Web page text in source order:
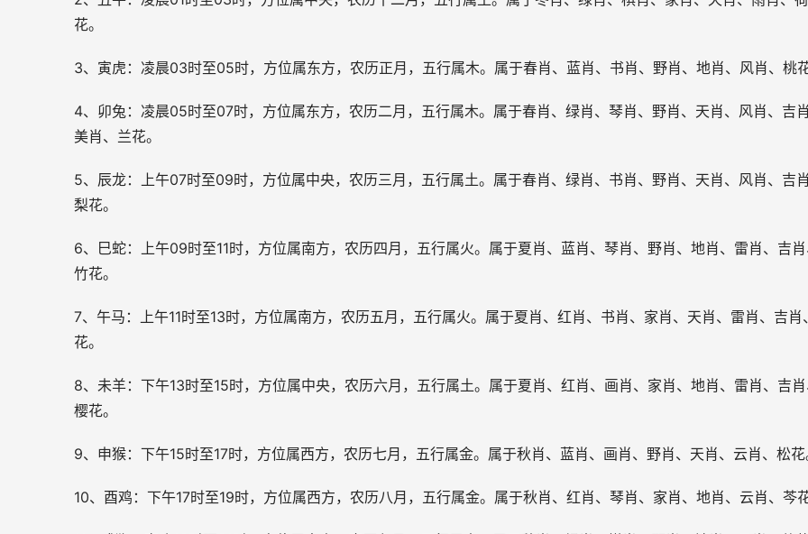
花。
3、寅虎：凌晨03时至05时，方位属东方，农历正月，五行属木。属于春肖、蓝肖、书肖、野肖、地肖、风肖、桃
4、卯兔：凌晨05时至07时，方位属东方，农历二月，五行属木。属于春肖、绿肖、琴肖、野肖、天肖、风肖、吉
美肖、兰花。
5、辰龙：上午07时至09时，方位属中央，农历三月，五行属土。属于春肖、绿肖、书肖、野肖、天肖、风肖、吉
梨花。
6、巳蛇：上午09时至11时，方位属南方，农历四月，五行属火。属于夏肖、蓝肖、琴肖、野肖、地肖、雷肖、吉
竹花。
7、午马：上午11时至13时，方位属南方，农历五月，五行属火。属于夏肖、红肖、书肖、家肖、天肖、雷肖、吉肖
花。
8、未羊：下午13时至15时，方位属中央，农历六月，五行属土。属于夏肖、红肖、画肖、家肖、地肖、雷肖、吉
樱花。
9、申猴：下午15时至17时，方位属西方，农历七月，五行属金。属于秋肖、蓝肖、画肖、野肖、天肖、云肖、松
10、酉鸡：下午17时至19时，方位属西方，农历八月，五行属金。属于秋肖、红肖、琴肖、家肖、地肖、云肖、芩